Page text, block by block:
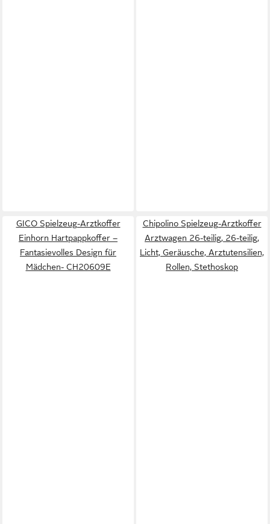
GICO Spielzeug-Arztkoffer
Einhorn Hartpappkoffer –
Fantasievolles Design für
Mädchen- CH20609E
Chipolino Spielzeug-Arztkoffer
Arztwagen 26-teilig, 26-teilig,
Licht, Geräusche, Arztutensilien,
Rollen, Stethoskop